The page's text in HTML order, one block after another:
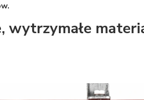
wytrzymałe